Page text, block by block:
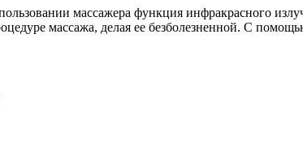
массажера функция инфракрасного
массажа, делая ее безболезненной. С